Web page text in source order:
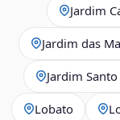
Jardim
Jardim das
Jardim
Lobato